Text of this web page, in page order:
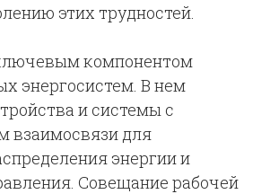
этих трудностей.
компонентом
энергосистем. В нем
и системы с
взаимосвязи для
энергии и
Совещание рабочей